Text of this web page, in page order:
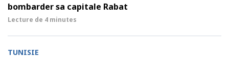
bombarder sa capitale Rabat
Lecture de 4 minutes
TUNISIE